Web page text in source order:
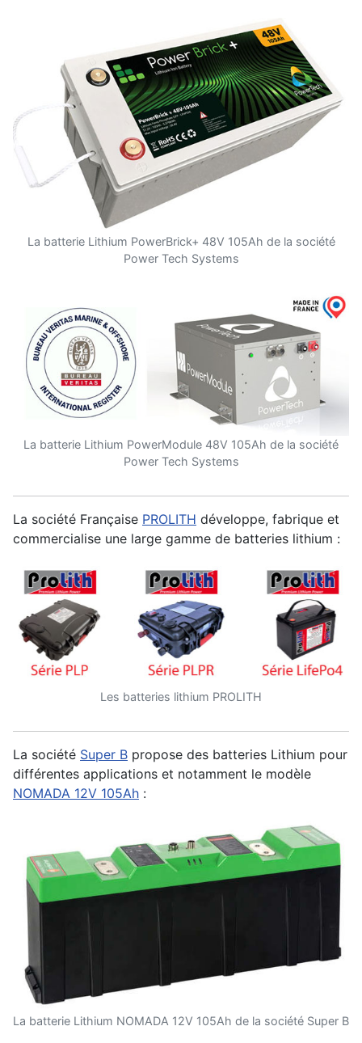
La batterie Lithium PowerBrick+ 48V 105Ah de la société
Power Tech Systems
La batterie Lithium PowerModule 48V 105Ah de la société
Power Tech Systems
La société Française PROLITH développe, fabrique et
commercialise une large gamme de batteries lithium :
Les batteries lithium PROLITH
La société Super B propose des batteries Lithium pour
différentes applications et notamment le modèle
NOMADA 12V 105Ah :
La batterie Lithium NOMADA 12V 105Ah de la société Super B